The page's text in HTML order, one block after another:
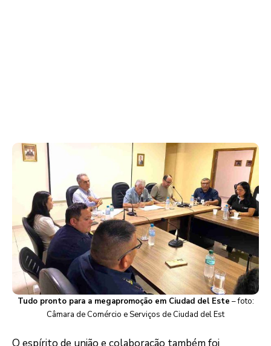
Tudo pronto para a megapromoção em Ciudad del Este – foto:
Câmara de Comércio e Serviços de Ciudad del Est